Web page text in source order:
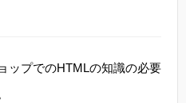
ップでのHTMLの知識の必要